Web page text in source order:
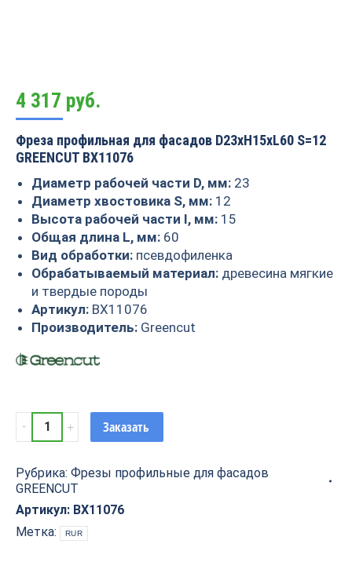
4 317 руб.
Фреза профильная для фасадов D23xH15xL60 S=12
GREENCUT BX11076
Диаметр рабочей части D, мм: 23
Диаметр хвостовика S, мм: 12
Высота рабочей части I, мм: 15
Общая длина L, мм: 60
Вид обработки: псевдофиленка
Обрабатываемый материал: древесина мягкие
и твердые породы
Артикул: BX11076
Производитель: Greencut
Фреза
профильная
фасадов
D23xH15xL60
S=12
GREENCUT
BX11076
Заказать
Рубрика: Фрезы профильные для фасадов
GREENCUT
Артикул: BX11076
Метка:
RUR